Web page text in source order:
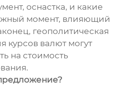
оснастка, и какие
момент, влияющий
геополитическая
курсов валют могут
на стоимость